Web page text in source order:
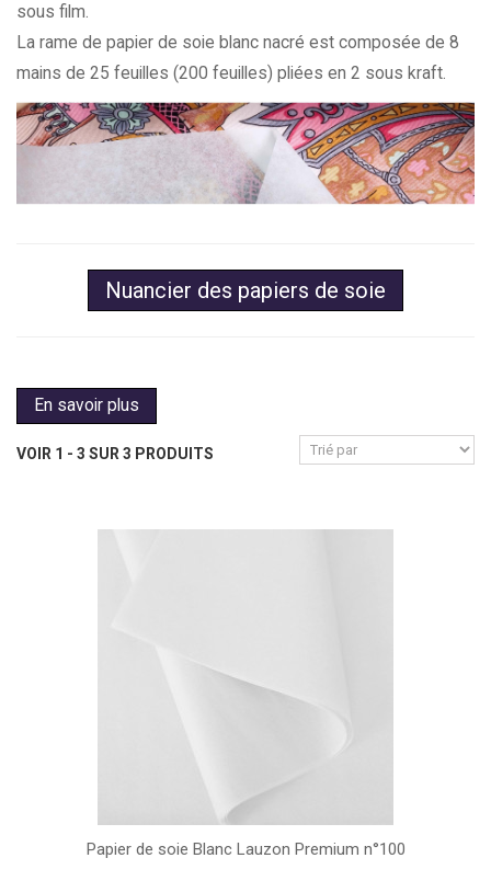
sous film.
La rame de papier de soie blanc nacré est composée de 8
mains de 25 feuilles (200 feuilles) pliées en 2 sous kraft.
Nuancier des papiers de soie
En savoir plus
VOIR 1 - 3 SUR 3 PRODUITS
Papier de soie Blanc Lauzon Premium n°100